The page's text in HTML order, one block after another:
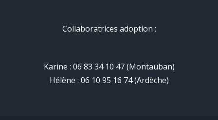
Collaboratrices adoption :
Karine : 06 83 34 10 47 (Montauban)
Hélène : 06 10 95 16 74 (Ardèche)